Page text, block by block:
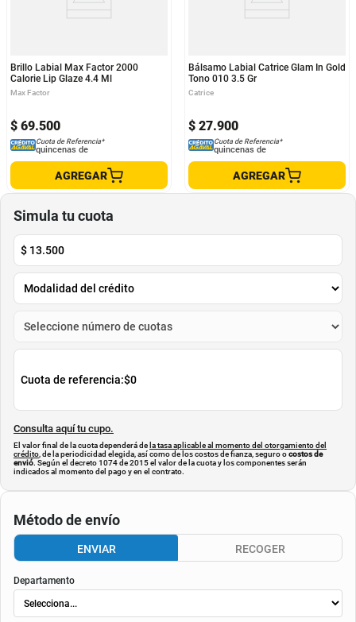
Brillo Labial Max Factor 2000
Calorie Lip Glaze 4.4 Ml
Max Factor
$ 69.500
Cuota de Referencia*
quincenas de
AGREGAR
Bálsamo Labial Catrice Glam In Gold
Tono 010 3.5 Gr
Catrice
$ 27.900
Cuota de Referencia*
quincenas de
AGREGAR
Simula tu cuota
$ 13.500
Cuota de referencia:$0
Consulta aquí tu cupo.
El valor final de la cuota dependerá de la tasa aplicable al momento del otorgamiento del
crédito , de la periodicidad elegida, así como de los costos de fianza, seguro ocostos de
envió. Según el decreto 1074 de 2015 el valor de la cuota y los componentes serán
indicados al momento del pago y en el contrato.
Método de envío
ENVIAR RECOGER
Departamento